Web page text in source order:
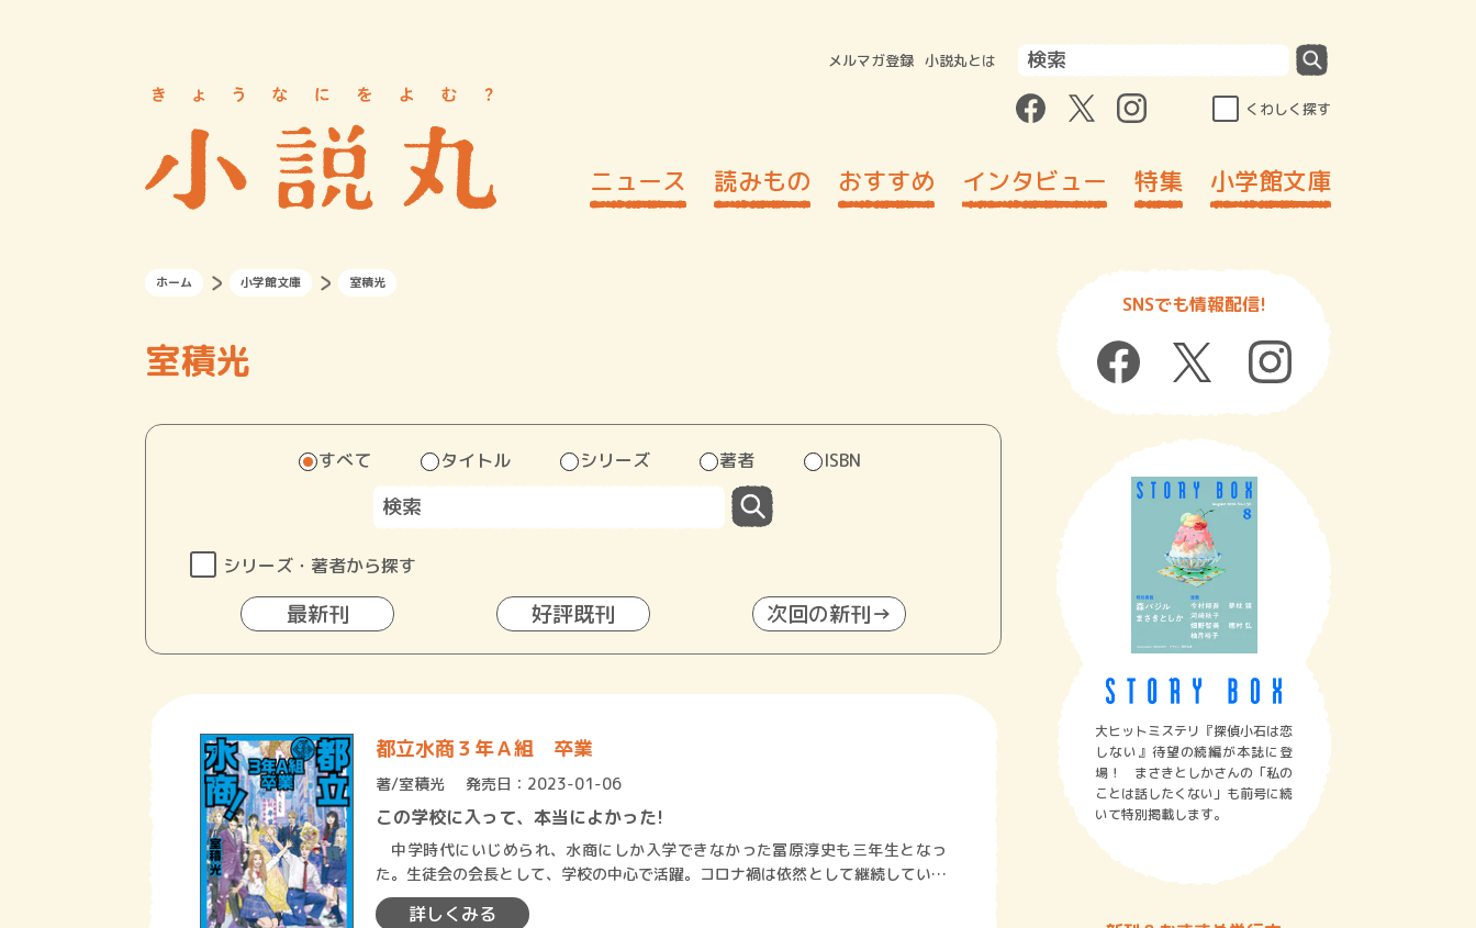
メルマガ登録 小説丸とは
くわしく探す
ニュース 読みもの おすすめ インタビュー 特集 小学館文庫
ホーム 小学館文庫 室積光
室積光
すべて タイトル シリーズ 著者 ISBN
シリーズ・著者から探す
最新刊 好評既刊 次回の新刊→
都立水商３年Ａ組 卒業
著/室積光 発売日：2023-01-06
この学校に入って、本当によかった!
中学時代にいじめられ、水商にしか入学できなかった冨原淳史も三年生となっ
た。生徒会の会長として、学校の中心で活躍。コロナ禍は依然として継続している
が、工夫を凝らして対校戦を一年ぶりに復活…
詳しくみる
SNSでも情報配信!
大ヒットミステリ『探偵小石は恋
しない』待望の続編が本誌に登
場！ まさきとしかさんの「私の
ことは話したくない」も前号に続
いて特別掲載します。